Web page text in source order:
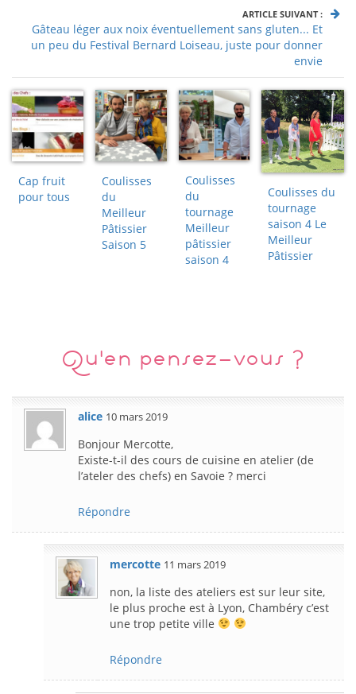
ARTICLE SUIVANT :
Gâteau léger aux noix éventuellement sans gluten... Et
un peu du Festival Bernard Loiseau, juste pour donner
envie
Cap fruit
pour tous
Coulisses
du
Meilleur
Pâtissier
Saison 5
Coulisses
du
tournage
Meilleur
pâtissier
saison 4
Coulisses du
tournage
saison 4 Le
Meilleur
Pâtissier
Qu'en pensez-vous ?
alice 10 mars 2019
Bonjour Mercotte,
Existe-t-il des cours de cuisine en atelier (de
l’ateler des chefs) en Savoie ? merci
Répondre
mercotte 11 mars 2019
non, la liste des ateliers est sur leur site,
le plus proche est à Lyon, Chambéry c’est
une trop petite ville
Répondre